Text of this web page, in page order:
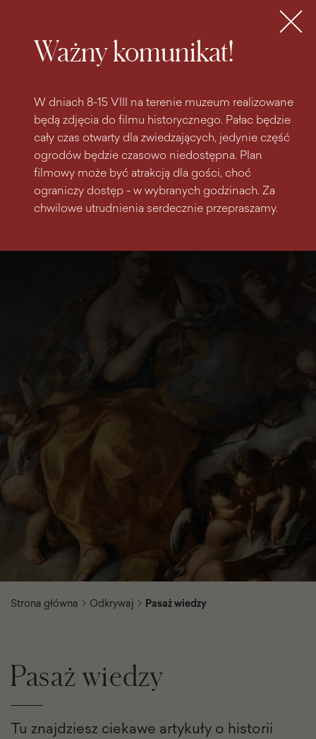
Ważny komunikat!
W dniach 8-15 VIII na terenie muzeum realizowane
będą zdjęcia do filmu historycznego. Pałac będzie
cały czas otwarty dla zwiedzających, jedynie część
ogrodów będzie czasowo niedostępna. Plan
filmowy może być atrakcją dla gości, choć
ograniczy dostęp - w wybranych godzinach. Za
chwilowe utrudnienia serdecznie przepraszamy.
MENU
Strona główna Odkrywaj Pasaż wiedzy
Pasaż wiedzy
Tu znajdziesz ciekawe artykuły o historii